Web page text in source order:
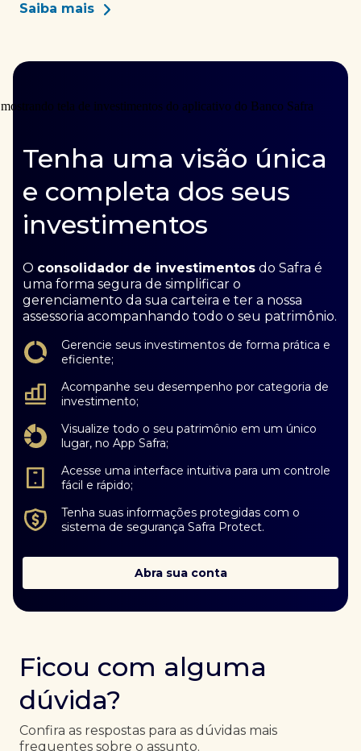
Saiba mais
Tenha uma visão única
e completa dos seus
investimentos
O consolidador de investimentos do Safra é
uma forma segura de simplificar o
gerenciamento da sua carteira e ter a nossa
assessoria acompanhando todo o seu patrimônio.
Gerencie seus investimentos de forma prática e
eficiente;
Acompanhe seu desempenho por categoria de
investimento;
Visualize todo o seu patrimônio em um único
lugar, no App Safra;
Acesse uma interface intuitiva para um controle
fácil e rápido;
Tenha suas informações protegidas com o
sistema de segurança Safra Protect.
Abra sua conta
Ficou com alguma
dúvida?
Confira as respostas para as dúvidas mais
frequentes sobre o assunto.